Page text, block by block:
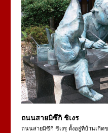
ถนนสายมิซึกิ ชิเงร
ถนนสายมิซึกิ ชิเงรุ ตั้งอยู่ที่บ้านเกิด